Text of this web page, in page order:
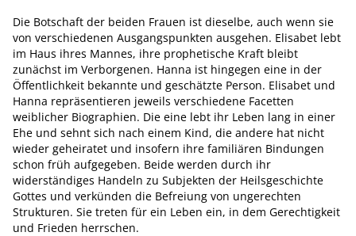
Die Botschaft der beiden Frauen ist dieselbe, auch wenn sie
von verschiedenen Ausgangspunkten ausgehen. Elisabet lebt
im Haus ihres Mannes, ihre prophetische Kraft bleibt
zunächst im Verborgenen. Hanna ist hingegen eine in der
Öffentlichkeit bekannte und geschätzte Person. Elisabet und
Hanna repräsentieren jeweils verschiedene Facetten
weiblicher Biographien. Die eine lebt ihr Leben lang in einer
Ehe und sehnt sich nach einem Kind, die andere hat nicht
wieder geheiratet und insofern ihre familiären Bindungen
schon früh aufgegeben. Beide werden durch ihr
widerständiges Handeln zu Subjekten der Heilsgeschichte
Gottes und verkünden die Befreiung von ungerechten
Strukturen. Sie treten für ein Leben ein, in dem Gerechtigkeit
und Frieden herrschen.